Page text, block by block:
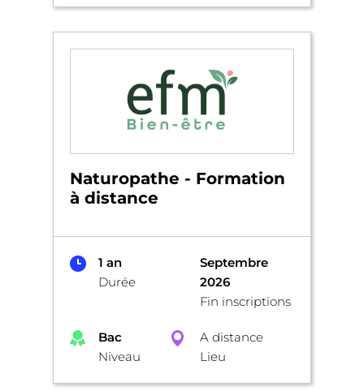
Naturopathe - Formation
à distance
1 an
Durée
Septembre
2026
Fin inscriptions
Bac
Niveau
A distance
Lieu